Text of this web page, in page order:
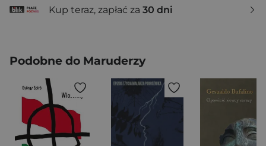
Kup teraz, zapłać za 30 dni
Podobne do Maruderzy